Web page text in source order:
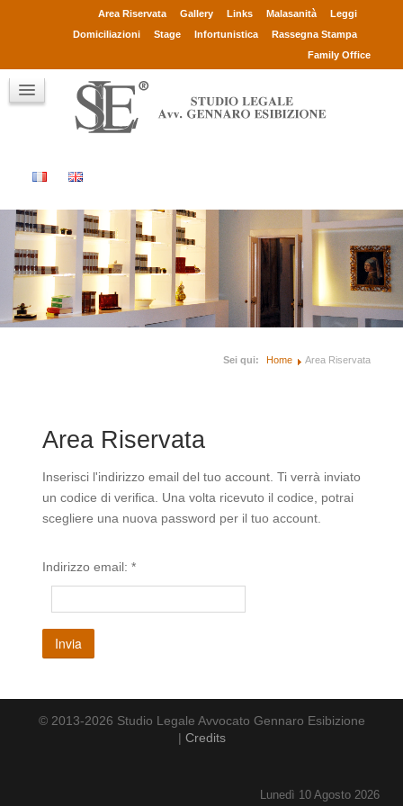
Area Riservata Gallery Links Malasanità
Leggi
Domiciliazioni
Stage Infortunistica
Rassegna Stampa
Family Office
Avv. Gennaro Esibizione
Collaboratori
Clienti
Chi sono
Contatti
Sei qui: Home Area Riservata
Area Riservata
Inserisci l'indirizzo email del tuo account. Ti verrà inviato
un codice di verifica. Una volta ricevuto il codice, potrai
scegliere una nuova password per il tuo account.
Indirizzo email: *
Invia
© 2013-2026 Studio Legale Avvocato Gennaro Esibizione
| Credits
Lunedì 10 Agosto 2026